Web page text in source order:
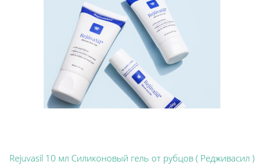
Rejuvasil 10 мл Силиконовый гель от рубцов ( Редживасил )